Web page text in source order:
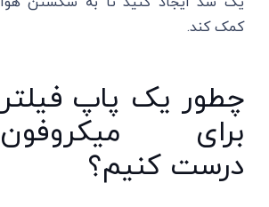
کمک کند.
چطور یک پاپ فیلتر
برای میکروفون
درست کنیم؟